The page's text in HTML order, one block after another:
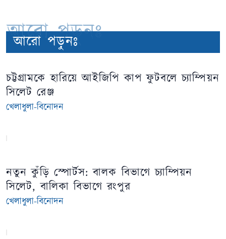
আরো পড়ুনঃ
আরো পড়ুনঃ
চট্টগ্রামকে হারিয়ে আইজিপি কাপ ফুটবলে চ্যাম্পিয়ন
সিলেট রেঞ্জ
খেলাধুলা-বিনোদন
নতুন কুঁড়ি স্পোর্টস: বালক বিভাগে চ্যাম্পিয়ন
সিলেট, বালিকা বিভাগে রংপুর
খেলাধুলা-বিনোদন